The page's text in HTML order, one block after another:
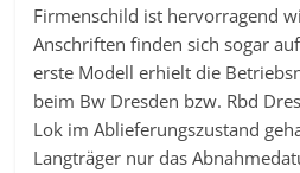
Firmenschild ist hervorragend
Anschriften finden sich sogar
erste Modell erhielt die
beim Bw Dresden bzw. Rbd
Lok im Ablieferungszustand
Langträger nur das